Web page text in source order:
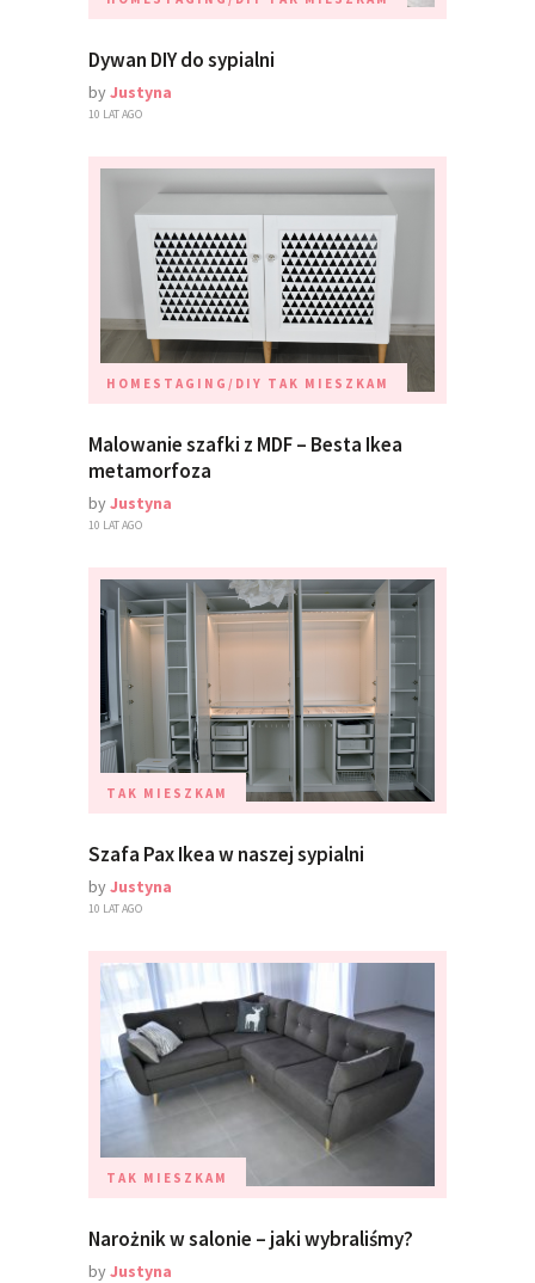
Dywan DIY do sypialni
byJustyna
10 LAT AGO
HOMESTAGING/DIY TAK MIESZKAM
Malowanie szafki z MDF – Besta Ikea
metamorfoza
byJustyna
10 LAT AGO
TAK MIESZKAM
Szafa Pax Ikea w naszej sypialni
byJustyna
10 LAT AGO
TAK MIESZKAM
Narożnik w salonie – jaki wybraliśmy?
byJustyna